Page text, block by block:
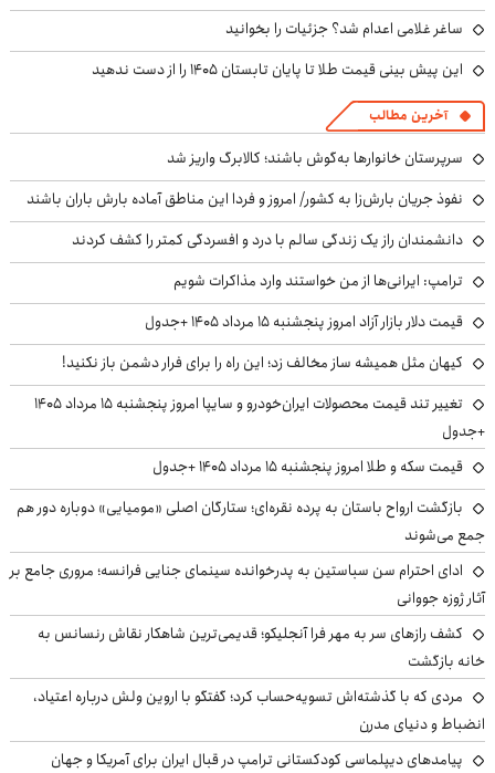
ساغر غلامی اعدام شد؟ جزئیات را بخوانید
این پیش بینی قیمت طلا تا پایان تابستان ۱۴۰۵ را از دست ندهید
آخرین مطالب
سرپرستان خانوارها به‌گوش باشند؛ کالابرگ واریز شد
نفوذ جریان بارش‌زا به کشور/ امروز و فردا این مناطق آماده بارش باران باشند
دانشمندان راز یک زندگی سالم با درد و افسردگی کمتر را کشف کردند
ترامپ: ایرانی‌ها از من خواستند وارد مذاکرات شویم
قیمت دلار بازار آزاد امروز پنجشنبه ۱۵ مرداد ۱۴۰۵ +جدول
کیهان مثل همیشه ساز مخالف زد؛ این راه را برای فرار دشمن باز نکنید!
تغییر تند قیمت محصولات ایران‌خودرو و سایپا امروز پنجشنبه ۱۵ مرداد ۱۴۰۵
+جدول
قیمت سکه و طلا امروز پنجشنبه ۱۵ مرداد ۱۴۰۵ +جدول
بازگشت ارواح باستان به پرده نقره‌ای؛ ستارگان اصلی «مومیایی» دوباره دور هم
جمع می‌شوند
ادای احترام سن سباستین به پدرخوانده سینمای جنایی فرانسه؛ مروری جامع بر
آثار ژوزه جووانی
کشف رازهای سر به مهر فرا آنجلیکو؛ قدیمی‌ترین شاهکار نقاش رنسانس به
خانه بازگشت
مردی که با گذشته‌اش تسویه‌حساب کرد؛ گفتگو با اروین ولش درباره اعتیاد،
انضباط و دنیای مدرن
پیامدهای دیپلماسی کودکستانی ترامپ در قبال ایران برای آمریکا و جهان